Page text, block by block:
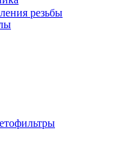
резьбы